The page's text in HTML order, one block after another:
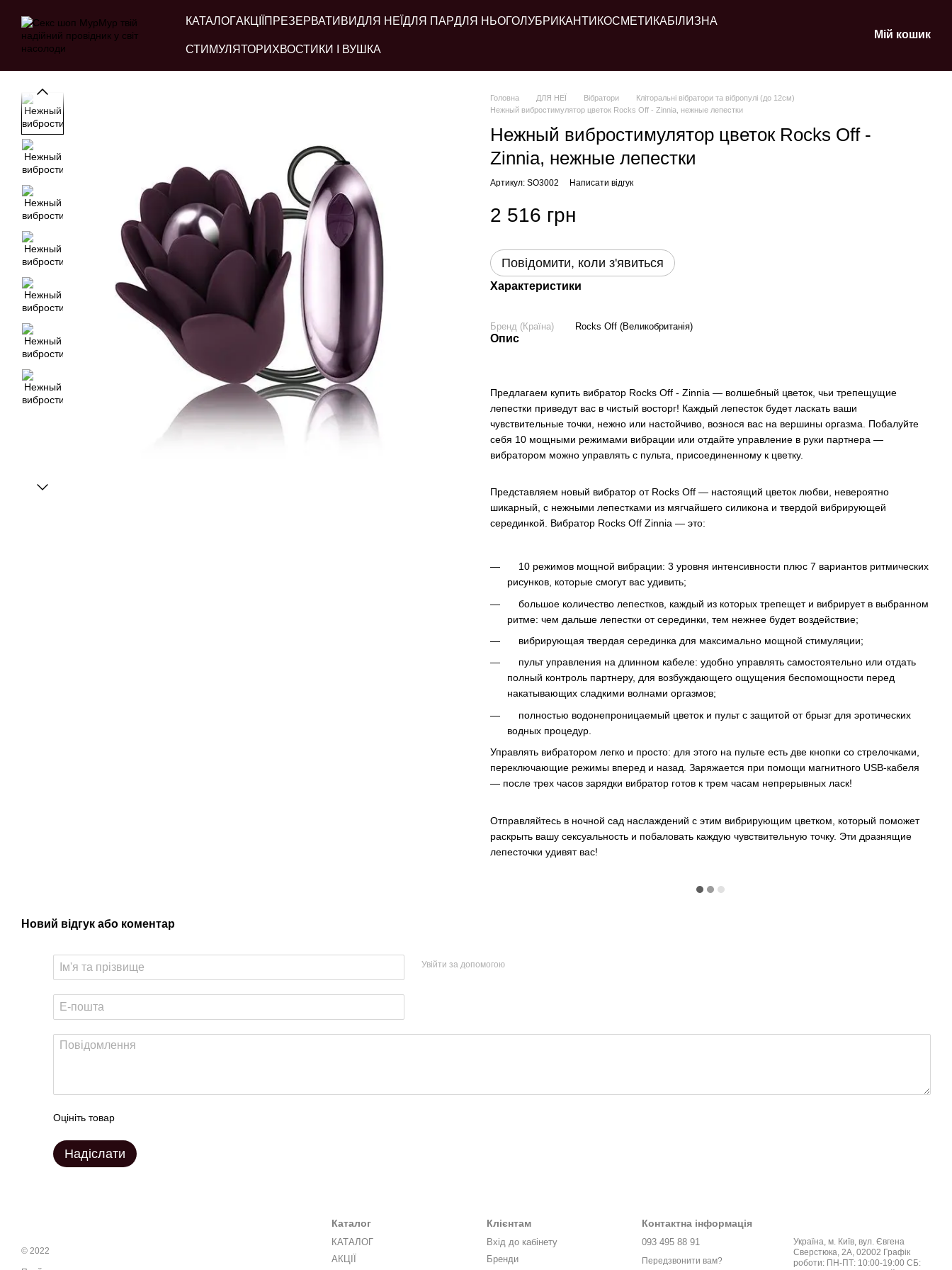
КАТАЛОГАКЦІЇ ПРЕЗЕРВАТИВИДЛЯ НЕЇ ДЛЯ ПАРДЛЯ НЬОГОЛУБРИКАНТИ КОСМЕТИКАБІЛИЗНА
СТИМУЛЯТОРИ ХВОСТИКИ І ВУШКА
Мій кошик
Головна ДЛЯ НЕЇ Вібратори
Кліторальні вібратори та вібропулі (до 12см)
Нежный вибростимулятор цветок Rocks Off - Zinnia, нежные лепестки
Нежный вибростимулятор цветок Rocks Off -
Zinnia, нежные лепестки
Артикул: SO3002 Написати відгук
2 516 грн
Повідомити, коли з'явиться
Характеристики
Бренд (Країна) Rocks Off (Великобританія)
Опис
Предлагаем купить вибратор Rocks Off - Zinnia — волшебный цветок, чьи трепещущие
лепестки приведут вас в чистый восторг! Каждый лепесток будет ласкать ваши
чувствительные точки, нежно или настойчиво, вознося вас на вершины оргазма. Побалуйте
себя 10 мощными режимами вибрации или отдайте управление в руки партнера —
вибратором можно управлять с пульта, присоединенному к цветку.
Представляем новый вибратор от Rocks Off — настоящий цветок любви, невероятно
шикарный, с нежными лепестками из мягчайшего силикона и твердой вибрирующей
серединкой. Вибратор Rocks Off Zinnia — это:
10 режимов мощной вибрации: 3 уровня интенсивности плюс 7 вариантов ритмических
рисунков, которые смогут вас удивить;
большое количество лепестков, каждый из которых трепещет и вибрирует в выбранном
ритме: чем дальше лепестки от серединки, тем нежнее будет воздействие;
вибрирующая твердая серединка для максимально мощной стимуляции;
пульт управления на длинном кабеле: удобно управлять самостоятельно или отдать
полный контроль партнеру, для возбуждающего ощущения беспомощности перед
накатывающих сладкими волнами оргазмов;
полностью водонепроницаемый цветок и пульт с защитой от брызг для эротических
водных процедур.
Управлять вибратором легко и просто: для этого на пульте есть две кнопки со стрелочками,
переключающие режимы вперед и назад. Заряжается при помощи магнитного USB-кабеля
— после трех часов зарядки вибратор готов к трем часам непрерывных ласк!
Отправляйтесь в ночной сад наслаждений с этим вибрирующим цветком, который поможет
раскрыть вашу сексуальность и побаловать каждую чувствительную точку. Эти дразнящие
лепесточки удивят вас!
Новий відгук або коментар
Увійти за допомогою
Оцініть товар
Надіслати
© 2022
Каталог
КАТАЛОГ
АКЦІЇ
Клієнтам
Вхід до кабінету
Бренди
Контактна інформація
093 495 88 91
Передзвонити вам?
Україна, м. Київ, вул. Євгена
Сверстюка, 2А, 02002 Графік
роботи: ПН-ПТ: 10:00-19:00 СБ: